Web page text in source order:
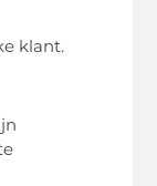
klant.